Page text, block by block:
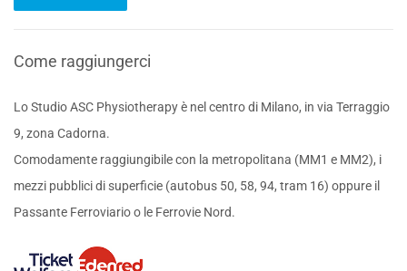
Come raggiungerci
Lo Studio ASC Physiotherapy è nel centro di Milano, in via Terraggio
9, zona Cadorna.
Comodamente raggiungibile con la metropolitana (MM1 e MM2), i
mezzi pubblici di superficie (autobus 50, 58, 94, tram 16) oppure il
Passante Ferroviario o le Ferrovie Nord.